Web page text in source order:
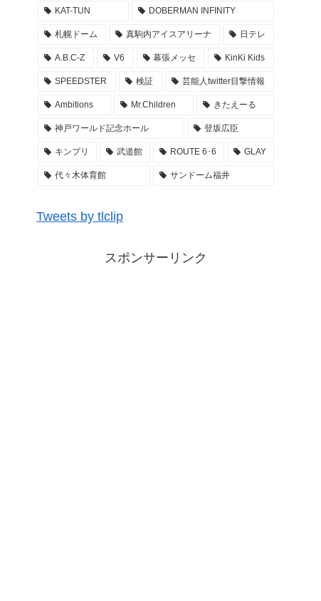
2022年3月28日
リーナMM アンダラ レポ まとめ
2022年3月27日
Kis-My-Ftに逢えるdeShow 2022 キスマイ 札幌
真駒内アイスアリーナ 座席・セトリ・グッズ M
2022年3月26日
座席 アリーナ構成 グッズ … LIVE TOUR 2022
レポまとめ
2022年3月26日
KAT-TUN DOBERMAN INFINITY
札幌ドーム 真駒内アイスアリーナ 日テレ
A.B.C-Z V6 幕張メッセ KinKi Kids
SPEEDSTER 検証 芸能人twitter目撃情報
Ambitions Mr.Children きたえーる
神戸ワールド記念ホール 登坂広臣
キンプリ 武道館 ROUTE 6･6 GLAY
代々木体育館 サンドーム福井
Tweets by tlclip
スポンサーリンク